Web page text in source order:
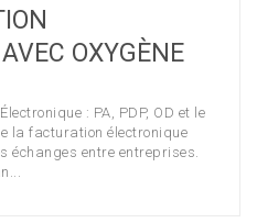
OXYGÈNE
: PA, PDP, OD et le
la facturation électronique
échanges entre entreprises.